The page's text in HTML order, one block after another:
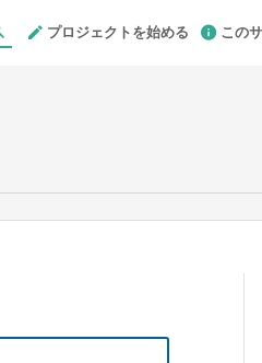
プロジェクトを始める この